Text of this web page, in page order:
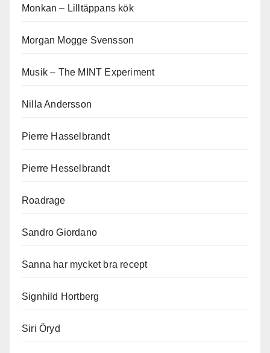
Monkan – Lilltäppans kök
Morgan Mogge Svensson
Musik – The MINT Experiment
Nilla Andersson
Pierre Hasselbrandt
Pierre Hesselbrandt
Roadrage
Sandro Giordano
Sanna har mycket bra recept
Signhild Hortberg
Siri Öryd